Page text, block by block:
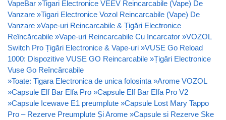
VapeBar »Tigari Electronice VEEV Reincarcabile (Vape) De
Vanzare »Tigari Electronice Vozol Reincarcabile (Vape) De
Vanzare »Vape-uri Reincarcabile & Țigări Electronice
Reîncărcabile »Vape-uri Reincarcabile Cu Incarcator »VOZOL
Switch Pro Țigări Electronice & Vape-uri »VUSE Go Reload
1000: Dispozitive VUSE GO Reincarcabile »Țigări Electronice
Vuse Go Reîncărcabile
»Toate: Tigara Electronica de unica folosinta »Arome VOZOL
»Capsule Elf Bar Elfa Pro »Capsule Elf Bar Elfa Pro V2
»Capsule Icewave E1 preumplute »Capsule Lost Mary Tappo
Pro – Rezerve Preumplute Și Arome »Capsule si Rezerve Ske